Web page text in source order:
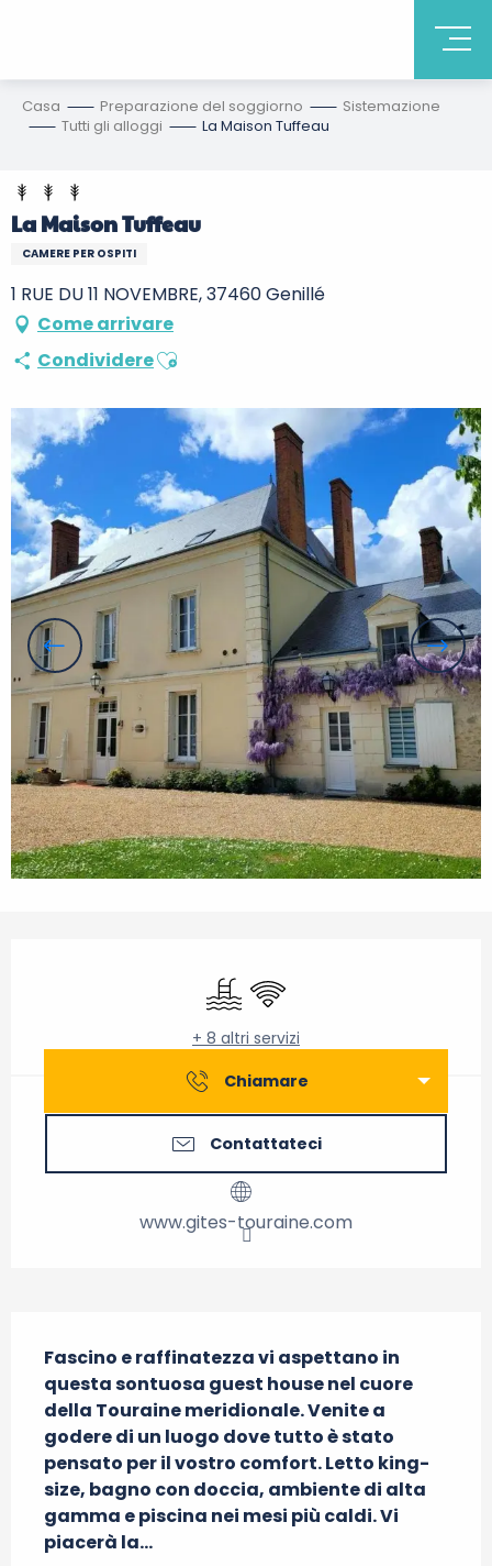
Casa Preparazione del soggiorno
Sistemazione
Tutti gli alloggi
La Maison Tuffeau
La Maison Tuffeau
CAMERE PER OSPITI
1 RUE DU 11 NOVEMBRE, 37460 Genillé
Come arrivare
CondividereAjouter aux favoris
PiscinaWi-Fi
+ 8 altri servizi
Chiamare
Contattateci
www.gites-touraine.com
Fascino e raffinatezza vi aspettano in
questa sontuosa guest house nel cuore
della Touraine meridionale. Venite a
godere di un luogo dove tutto è stato
pensato per il vostro comfort. Letto king-
size, bagno con doccia, ambiente di alta
gamma e piscina nei mesi più caldi. Vi
piacerà la...